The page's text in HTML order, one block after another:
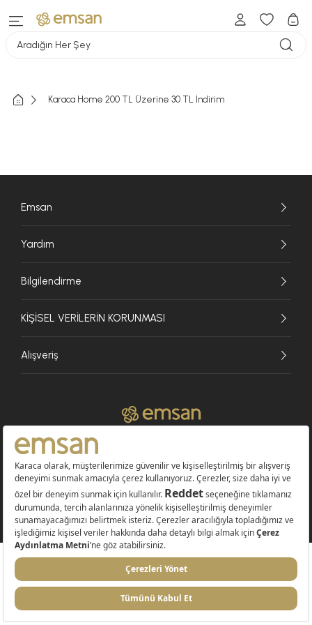
Aradığın Her Şey
Karaca Home 200 TL Üzerine 30 TL İndirim
Emsan
Yardım
Bilgilendirme
KİŞİSEL VERİLERİN KORUNMASI
Alışveriş
© 2026 EMSAN A.Ş. Tüm Hakları Saklıdır